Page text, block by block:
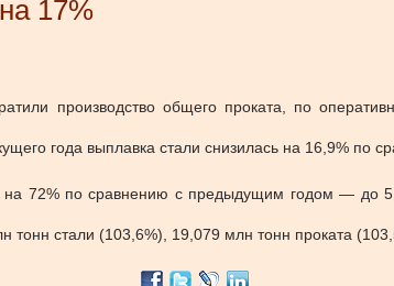
17%
производство общего проката, по
года выплавка стали снизилась на 16,9%
на 72% по сравнению с предыдущим годом —
тонн стали (103,6%), 19,079 млн тонн проката